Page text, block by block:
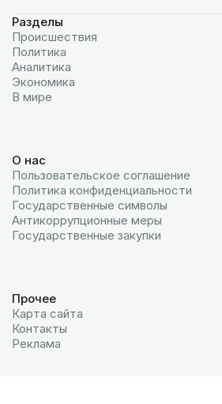
Разделы
Происшествия
Политика
Аналитика
Экономика
В мире
О нас
Пользовательское соглашение
Политика конфиденциальности
Государственные символы
Антикоррупционные меры
Государственные закупки
Прочее
Карта сайта
Контакты
Реклама